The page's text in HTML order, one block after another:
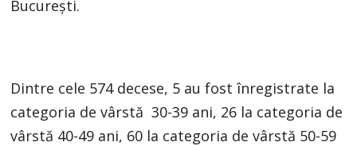
București.
Dintre cele 574 decese, 5 au fost înregistrate la
categoria de vârstă 30-39 ani, 26 la categoria de
vârstă 40-49 ani, 60 la categoria de vârstă 50-59